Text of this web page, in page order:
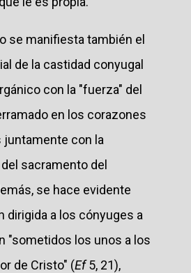
se manifiesta también el
de la castidad conyugal
con la "fuerza" del
en los corazones
con la
sacramento del
se hace evidente
dirigida a los cónyuges a
"sometidos los unos a los
de Cristo" (Ef5, 21),